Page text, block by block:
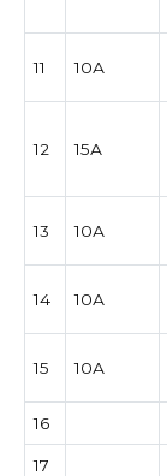
11 10А
12 15А
13 10А
14 10А
15 10А
16
17